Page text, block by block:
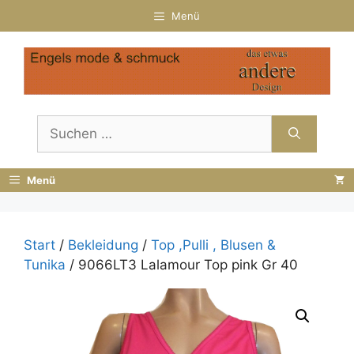
Inhalt
springen
Menü
nach:
Menü
Start / Bekleidung / Top ,Pulli , Blusen &
Tunika / 9066LT3 Lalamour Top pink Gr 40